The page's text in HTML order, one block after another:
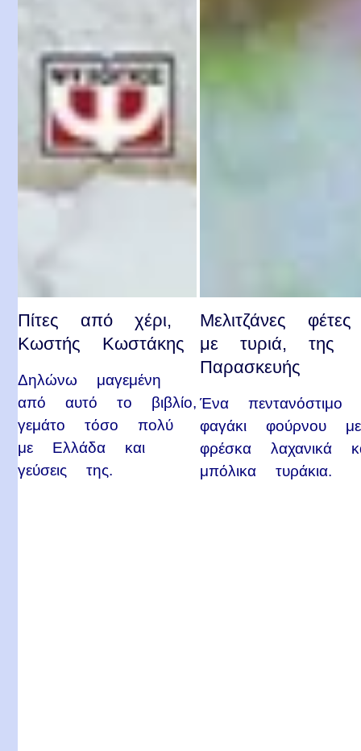
Πίτες από χέρι,
Κωστής Κωστάκης
Δηλώνω μαγεμένη
από αυτό το βιβλίο,
γεμάτο τόσο πολύ
με Ελλάδα και
γεύσεις της.
Μελιτζάνες φέτες
με τυριά, της
Παρασκευής
Ένα πεντανόστιμο
φαγάκι φούρνου με
φρέσκα λαχανικά
μπόλικα τυράκια.